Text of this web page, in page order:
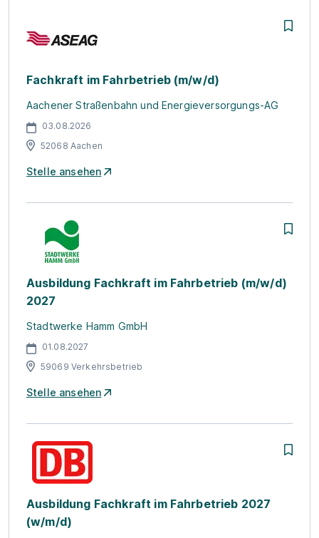
Fachkraft im Fahrbetrieb (m/w/d)
Aachener Straßenbahn und Energieversorgungs-AG
03.08.2026
52068 Aachen
Stelle ansehen
Ausbildung Fachkraft im Fahrbetrieb (m/w/d)
2027
Stadtwerke Hamm GmbH
01.08.2027
59069 Verkehrsbetrieb
Stelle ansehen
Ausbildung Fachkraft im Fahrbetrieb 2027
(w/m/d)